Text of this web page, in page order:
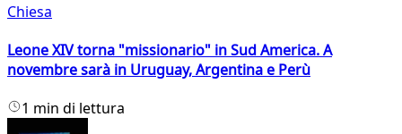
Chiesa
Leone XIV torna "missionario" in Sud America. A
novembre sarà in Uruguay, Argentina e Perù
1 min di lettura